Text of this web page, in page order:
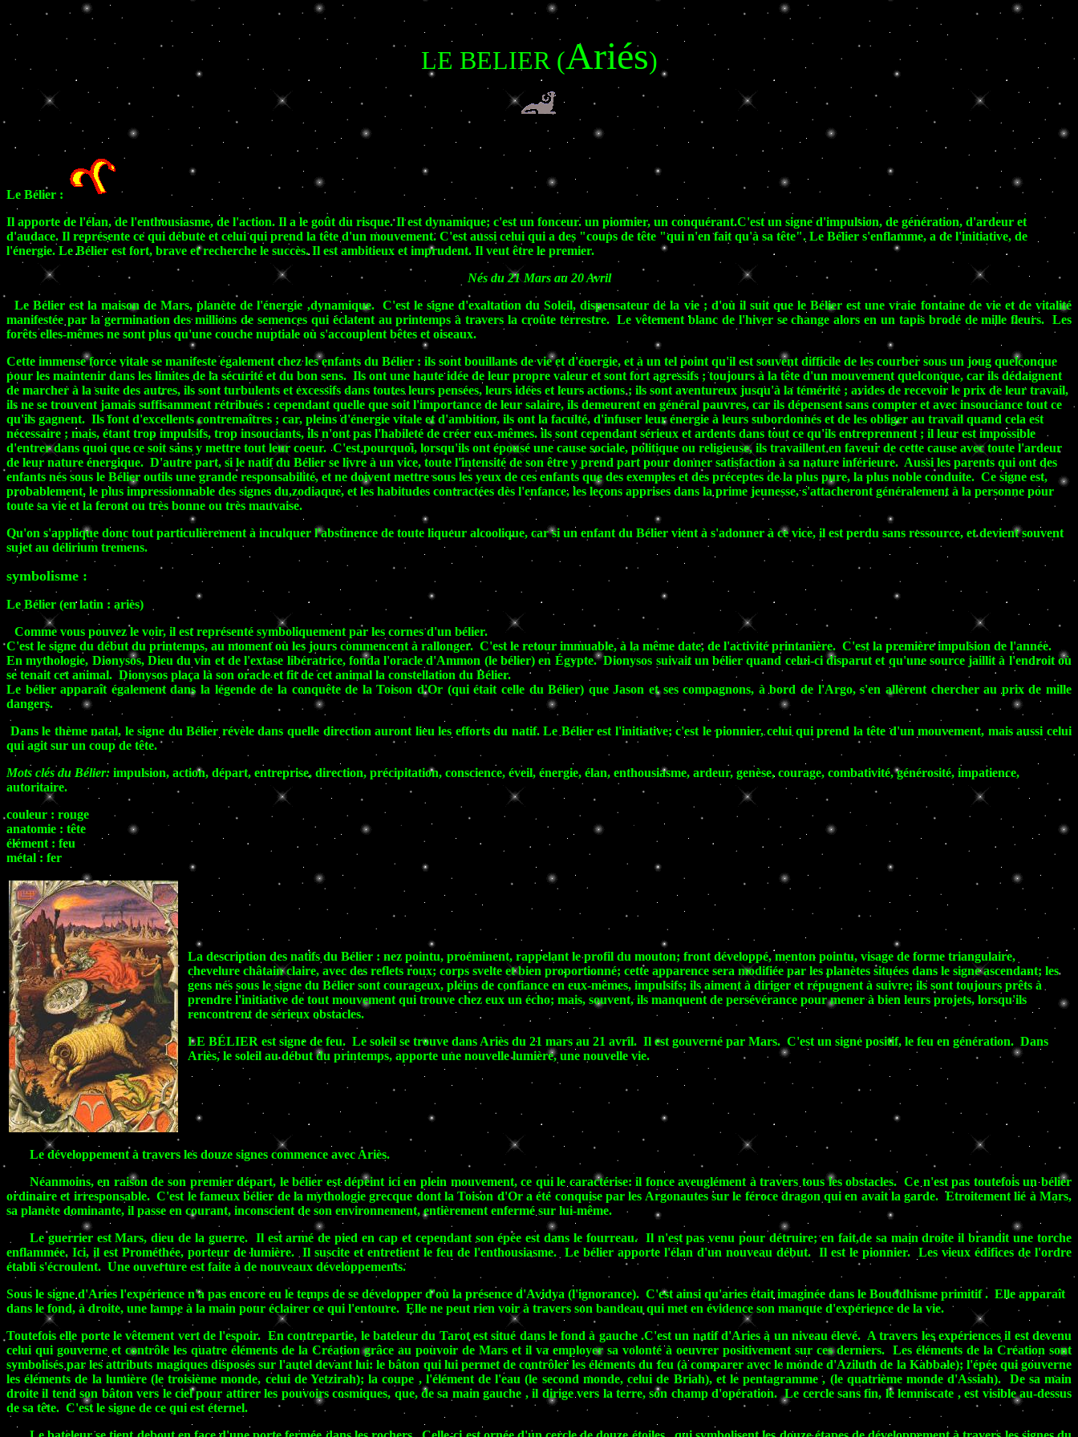
LE BELIER (Ariés)
Le Bélier :
Il apporte de l'élan, de l'enthousiasme, de l'action. Il a le goût du risque. Il est dynamique; c'est un fonceur. un pionnier, un conquérant.C'est un signe d'impulsion, de génération, d'ardeur et
d'audace. Il représente ce qui débute et celui qui prend la tête d'un mouvement. C'est aussi celui qui a des "coups de tête "qui n'en fait qu'à sa tête". Le Bélier s'enflamme, a de l'initiative, de
l'énergie. Le Bélier est fort, brave et recherche le succès. Il est ambitieux et imprudent. Il veut être le premier.
Nés du 21 Mars au 20 Avril
Le Bélier est la maison de Mars, planète de l'énergie ,dynamique. C'est le signe d'exaltation du Soleil, dispensateur de la vie ; d'où il suit que le Bélier est une vraie fontaine de vie et de vitalité
manifestée par la germination des millions de semences qui éclatent au printemps à travers la croûte terrestre. Le vêtement blanc de l'hiver se change alors en un tapis brodé de mille fleurs. Les
forêts elles-mêmes ne sont plus qu'une couche nuptiale où s'accouplent bêtes et oiseaux.
Cette immense force vitale se manifeste également chez les enfants du Bélier : ils sont bouillants de vie et d'énergie, et à un tel point qu'il est souvent difficile de les courber sous un joug quelconque
pour les maintenir dans les limites de la sécurité et du bon sens. Ils ont une haute idée de leur propre valeur et sont fort agressifs ; toujours à la tête d'un mouvement quelconque, car ils dédaignent
de marcher à la suite des autres, ils sont turbulents et excessifs dans toutes leurs pensées, leurs idées et leurs actions ; ils sont aventureux jusqu'à la témérité ; avides de recevoir le prix de leur travail,
ils ne se trouvent jamais suffisamment rétribués : cependant quelle que soit l'importance de leur salaire, ils demeurent en général pauvres, car ils dépensent sans compter et avec insouciance tout ce
qu'ils gagnent. Ils font d'excellents contremaîtres ; car, pleins d'énergie vitale et d'ambition, ils ont la faculté, d'infuser leur énergie à leurs subordonnés et de les obliger au travail quand cela est
nécessaire ; mais, étant trop impulsifs, trop insouciants, ils n'ont pas l'habileté de créer eux-mêmes. ils sont cependant sérieux et ardents dans tout ce qu'ils entreprennent ; il leur est impossible
d'entrer dans quoi que ce soit sans y mettre tout leur coeur. C'est pourquoi, lorsqu'ils ont épousé une cause sociale, politique ou religieuse, ils travaillent en faveur de cette cause avec toute l'ardeur
de leur nature énergique. D'autre part, si le natif du Bélier se livre à un vice, toute l'intensité de son être y prend part pour donner satisfaction à sa nature inférieure. Aussi les parents qui ont des
enfants nés sous le Bélier outils une grande responsabilité, et ne doivent mettre sous les yeux de ces enfants que des exemples et des préceptes de la plus pure, la plus noble conduite. Ce signe est,
probablement, le plus impressionnable des signes du,zodiaque, et les habitudes contractées dès l'enfance, les leçons apprises dans la prime jeunesse, s'attacheront généralement à la personne pour
toute sa vie et la feront ou très bonne ou très mauvaise.
Qu'on s'applique donc tout particulièrement à inculquer l'abstinence de toute liqueur alcoolique, car si un enfant du Bélier vient à s'adonner à ce vice, il est perdu sans ressource, et devient souvent
sujet au délirium tremens.
symbolisme :
Le Bélier (en latin : ariès)
Comme vous pouvez le voir, il est représenté symboliquement par les cornes d'un bélier.
C'est le signe du début du printemps, au moment où les jours commencent à rallonger. C'est le retour immuable, à la même date, de l'activité printanière. C'est la première impulsion de l'année.
En mythologie, Dionysos, Dieu du vin et de l'extase libératrice, fonda l'oracle d'Ammon (le bélier) en Égypte. Dionysos suivait un bélier quand celui-ci disparut et qu'une source jaillit à l'endroit où
se tenait cet animal. Dionysos plaça là son oracle et fit de cet animal la constellation du Bélier.
Le bélier apparaît également dans la légende de la conquête de la Toison d'Or (qui était celle du Bélier) que Jason et ses compagnons, à bord de l'Argo, s'en allèrent chercher au prix de mille
dangers.
Dans le thème natal, le signe du Bélier révèle dans quelle direction auront lieu les efforts du natif. Le Bélier est l'initiative; c'est le pionnier, celui qui prend la tête d'un mouvement, mais aussi celui
qui agit sur un coup de tête.
Mots clés du Bélier: impulsion, action, départ, entreprise, direction, précipitation, conscience, éveil, énergie, élan, enthousiasme, ardeur, genèse, courage, combativité, générosité, impatience,
autoritaire.
couleur : rouge
anatomie : tête
élément : feu
métal : fer
La description des natifs du Bélier : nez pointu, proéminent, rappelant le profil du mouton; front développé, menton pointu, visage de forme triangulaire,
chevelure châtain claire, avec des reflets roux; corps svelte et bien proportionné; cette apparence sera modifiée par les planètes situées dans le signe ascendant; les
gens nés sous le signe du Bélier sont courageux, pleins de confiance en eux-mêmes, impulsifs; ils aiment à diriger et répugnent à suivre; ils sont toujours prêts à
prendre l'initiative de tout mouvement qui trouve chez eux un écho; mais, souvent, ils manquent de persévérance pour mener à bien leurs projets, lorsqu'ils
rencontrent de sérieux obstacles.
LE BÉLIER est signe de feu. Le soleil se trouve dans Ariès du 21 mars au 21 avril. Il est gouverné par Mars. C'est un signe positif, le feu en génération. Dans
Ariès, le soleil au début du printemps, apporte une nouvelle lumière, une nouvelle vie.
Le développement à travers les douze signes commence avec Ariès.
Néanmoins, en raison de son premier départ, le bélier est dépeint ici en plein mouvement, ce qui le caractérise: il fonce aveuglément à travers tous les obstacles. Ce n'est pas toutefois un bélier
ordinaire et irresponsable. C'est le fameux bélier de la mythologie grecque dont la Toison d'Or a été conquise par les Argonautes sur le féroce dragon qui en avait la garde. Etroitement lié à Mars,
sa planète dominante, il passe en courant, inconscient de son environnement, entièrement enfermé sur lui-même.
Le guerrier est Mars, dieu de la guerre. Il est armé de pied en cap et cependant son épée est dans le fourreau. Il n'est pas venu pour détruire; en fait,de sa main droite il brandit une torche
enflammée. Ici, il est Prométhée, porteur de lumière. Il suscite et entretient le feu de l'enthousiasme. Le bélier apporte l'élan d'un nouveau début. Il est le pionnier. Les vieux édifices de l'ordre
établi s'écroulent. Une ouverture est faite à de nouveaux développements.
Sous le signe d'Aries l'expérience n'a pas encore eu le temps de se développer d'où la présence d'Avidya (l'ignorance). C'est ainsi qu'aries était imaginée dans le Bouddhisme primitif . Elle apparaît
dans le fond, à droite, une lampe à la main pour éclairer ce qui l'entoure. Elle ne peut rien voir à travers son bandeau qui met en évidence son manque d'expérience de la vie.
Toutefois elle porte le vêtement vert de l'espoir. En contrepartie, le bateleur du Tarot est situé dans le fond à gauche .C'est un natif d'Aries à un niveau élevé. A travers les expériences il est devenu
celui qui gouverne et contrôle les quatre éléments de la Création grâce au pouvoir de Mars et il va employer sa volonté à oeuvrer positivement sur ces derniers. Les éléments de la Création sont
symbolisés par les attributs magiques disposés sur l'autel devant lui: le bâton qui lui permet de contrôler les éléments du feu (à comparer avec le monde d'Aziluth de la Kabbale); l'épée qui gouverne
les éléments de la lumière (le troisième monde, celui de Yetzirah); la coupe , l'élément de l'eau (le second monde, celui de Briah), et le pentagramme , (le quatrième monde d'Assiah). De sa main
droite il tend son bâton vers le ciel pour attirer les pouvoirs cosmiques, que, de sa main gauche , il dirige vers la terre, son champ d'opération. Le cercle sans fin, le lemniscate , est visible au-dessus
de sa tête. C'est le signe de ce qui est éternel.